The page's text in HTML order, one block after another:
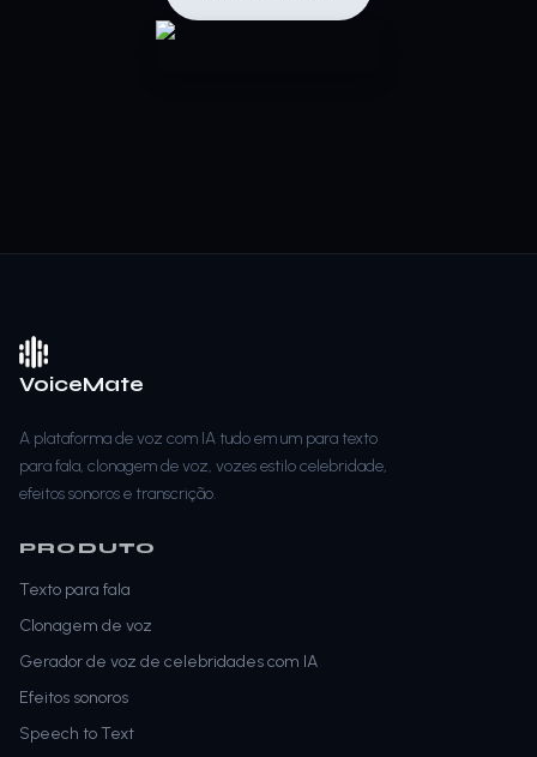
VoiceMate
A plataforma de voz com IA tudo em um para texto
para fala, clonagem de voz, vozes estilo celebridade,
efeitos sonoros e transcrição.
PRODUTO
Texto para fala
Clonagem de voz
Gerador de voz de celebridades com IA
Efeitos sonoros
Speech to Text